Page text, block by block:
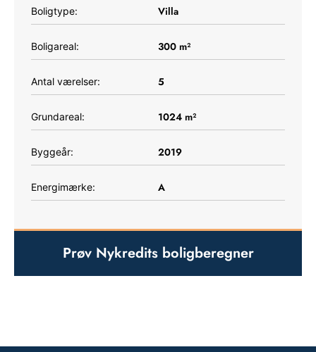
Boligtype: Villa
Boligareal: 300 m²
Antal værelser: 5
Grundareal: 1024 m²
Byggeår: 2019
Energimærke: A
Prøv Nykredits boligberegner